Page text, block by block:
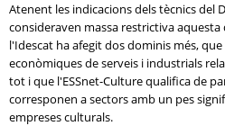
Atenent les indicacions dels tècnics del
consideraven massa restrictiva
l'Idescat ha afegit dos dominis més,
econòmiques de serveis i industrials
tot i que l'ESSnet-Culture qualifica de
corresponen a sectors amb un pes
empreses culturals.